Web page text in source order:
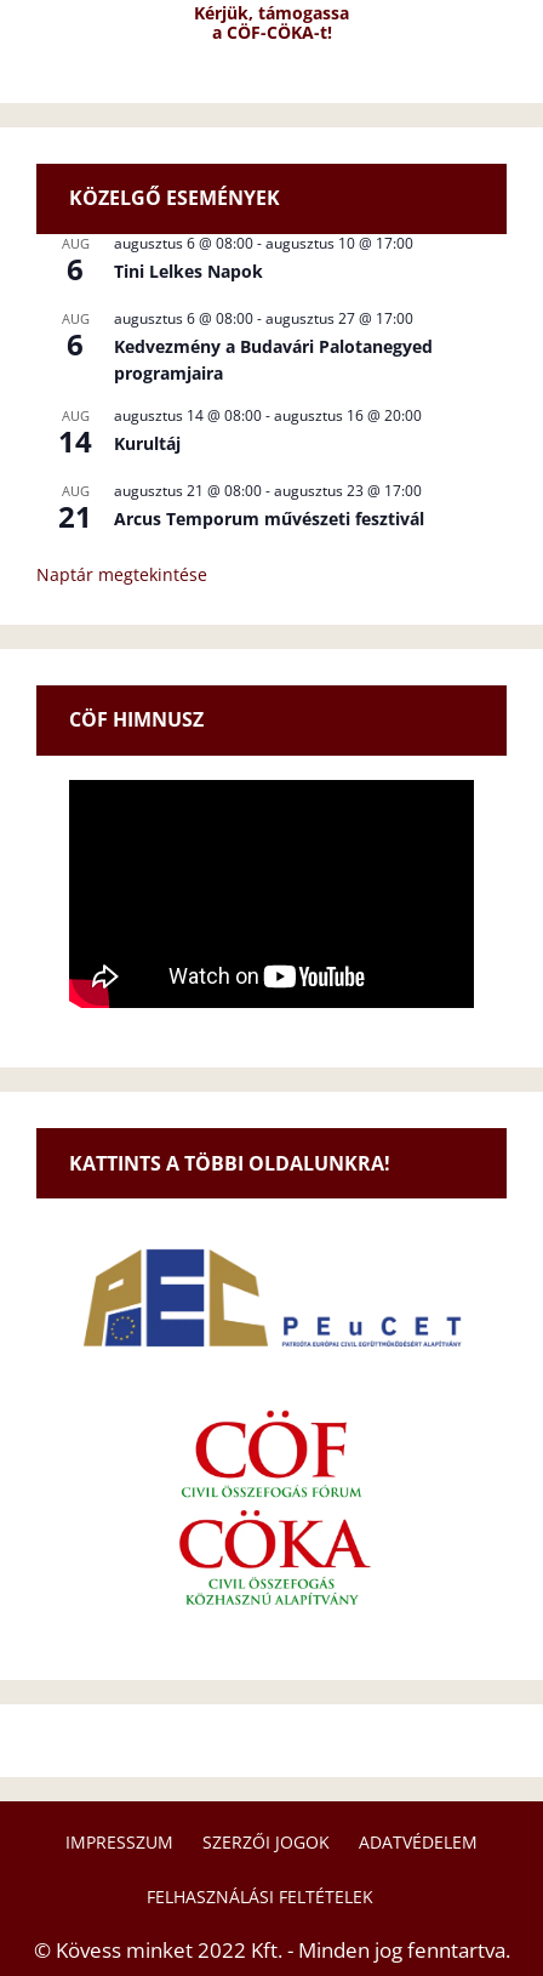
Kérjük, támogassa
a CÖF-CÖKA-t!
KÖZELGŐ ESEMÉNYEK
AUG
6
augusztus 6 @ 08:00-augusztus 10 @ 17:00
Tini Lelkes Napok
AUG
6
augusztus 6 @ 08:00-augusztus 27 @ 17:00
Kedvezmény a Budavári Palotanegyed
programjaira
AUG
14
augusztus 14 @ 08:00-augusztus 16 @ 20:00
Kurultáj
AUG
21
augusztus 21 @ 08:00-augusztus 23 @ 17:00
Arcus Temporum művészeti fesztivál
Naptár megtekintése
CÖF HIMNUSZ
KATTINTS A TÖBBI OLDALUNKRA!
IMPRESSZUM SZERZŐI JOGOK ADATVÉDELEM
FELHASZNÁLÁSI FELTÉTELEK
© Kövess minket 2022 Kft. - Minden jog fenntartva.